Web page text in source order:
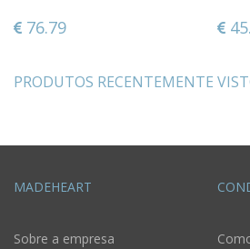
76.79
PRODUTOS RECENTEMENTE
MADEHEART
Sobre a empresa